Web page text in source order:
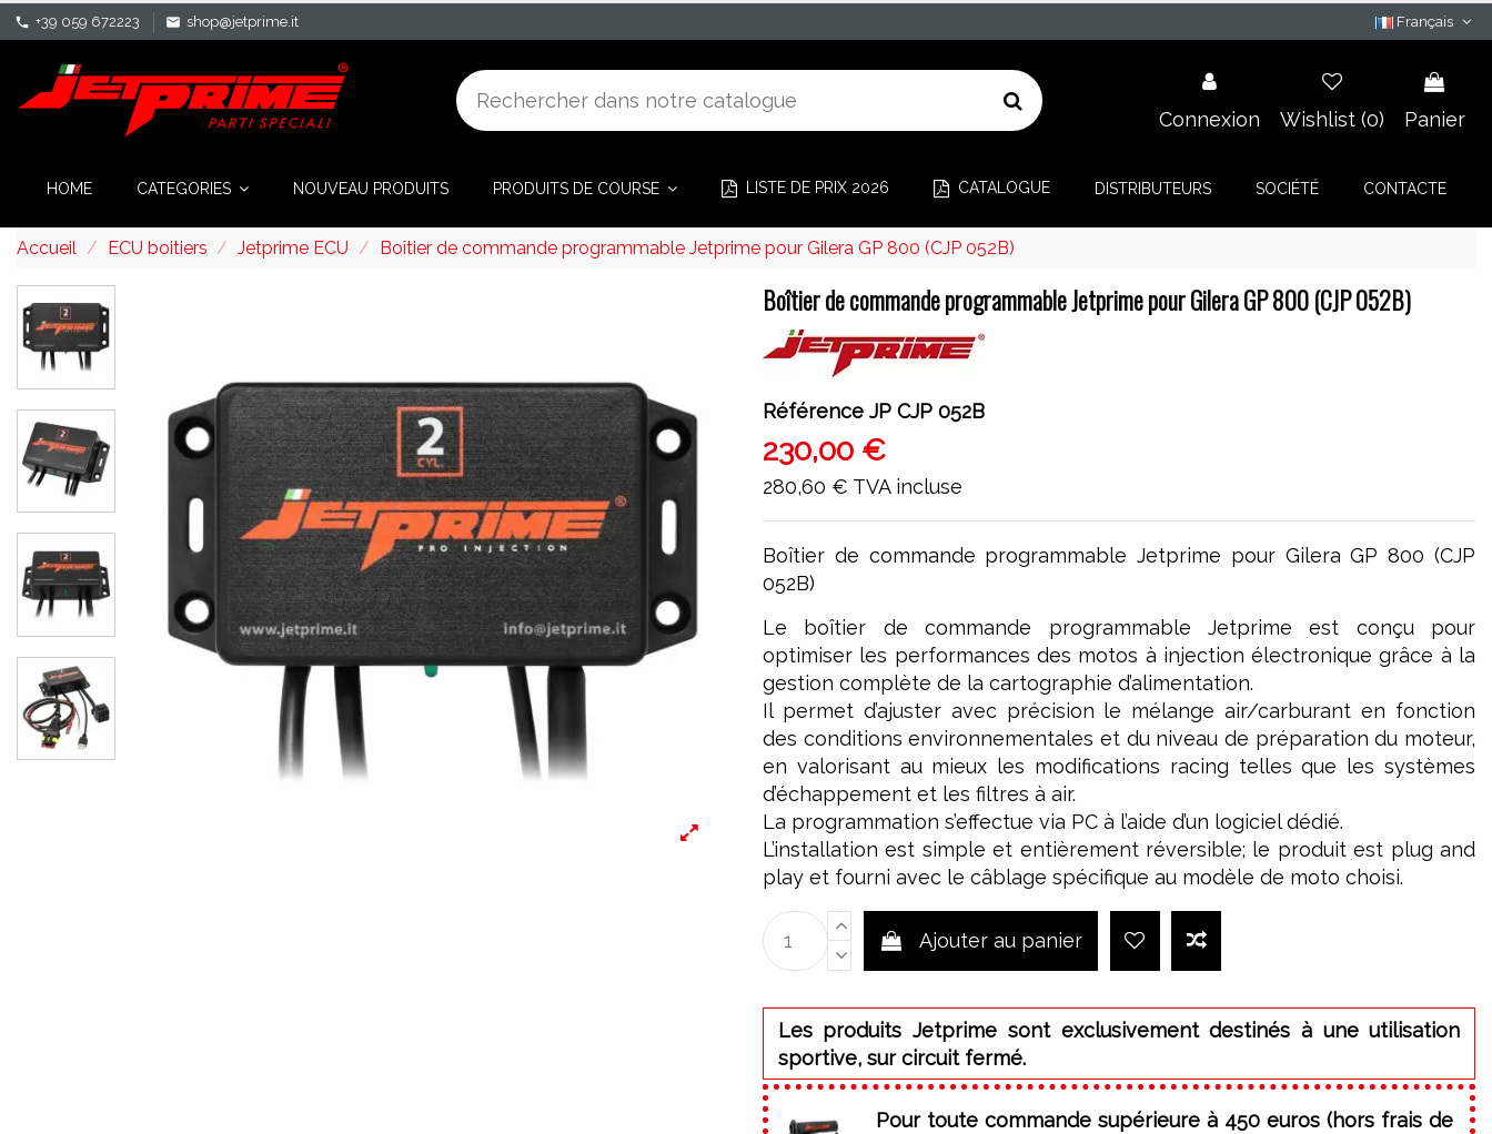
phone +39 059 672223 mail shop@jetprime.it Français
Connexion Wishlist (0) Panier
HOME CATEGORIES NOUVEAU PRODUITS PRODUITS DE COURSE LISTE DE PRIX 2026 CATALOGUE DISTRIBUTEURS SOCIÉTÉ CONTACTE
Accueil ECU boitiers Jetprime ECU Boîtier de commande programmable Jetprime pour Gilera GP 800 (CJP 052B)
Boîtier de commande programmable Jetprime pour Gilera GP 800 (CJP 052B)
Référence JP CJP 052B
230,00 €
280,60 € TVA incluse
Boîtier de commande programmable Jetprime pour Gilera GP 800 (CJP
052B)
Le boîtier de commande programmable Jetprime est conçu pour
optimiser les performances des motos à injection électronique grâce à la
gestion complète de la cartographie d’alimentation.
Il permet d’ajuster avec précision le mélange air/carburant en fonction
des conditions environnementales et du niveau de préparation du moteur,
en valorisant au mieux les modifications racing telles que les systèmes
d’échappement et les filtres à air.
La programmation s’effectue via PC à l’aide d’un logiciel dédié.
L’installation est simple et entièrement réversible; le produit est plug and
play et fourni avec le câblage spécifique au modèle de moto choisi.
Ajouter au panier
Les produits Jetprime sont exclusivement destinés à une utilisation
sportive, sur circuit fermé.
Pour toute commande supérieure à 450 euros (hors frais de